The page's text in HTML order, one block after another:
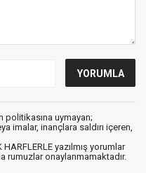
politikasına uymayan;
imalar, inançlara saldırı içeren,
yazılmış yorumlar
rumuzlar onaylanmamaktadır.